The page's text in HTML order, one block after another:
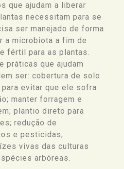
que ajudam a liberar
necessitam para se
ser manejado de forma
a microbiota a fim de
fértil para as plantas.
práticas que ajudam
ser: cobertura de solo
evitar que ele sofra
manter forragem e
plantio direto para
redução de
e pesticidas;
vivas das culturas
arbóreas.